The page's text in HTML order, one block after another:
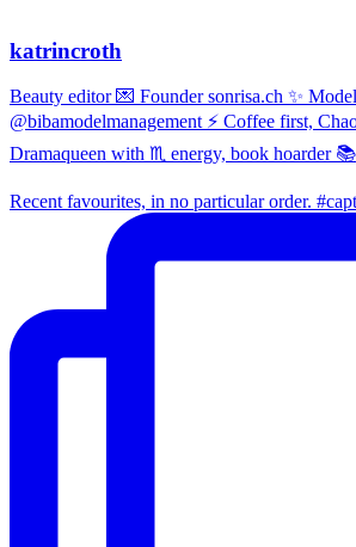
katrincroth
Beauty editor 💌 Founder sonrisa.ch ✨ Model
@bibamodelmanagement ⚡ Coffee first,
Dramaqueen with ♏ energy, book hoarder 📚
Recent favourites, in no particular order.